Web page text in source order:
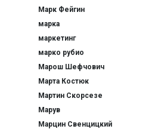
Марк Фейгин
марка
маркетинг
марко рубио
Марош Шефчович
Марта Костюк
Мартин Скорсезе
Марув
Марцин Свенцицкий